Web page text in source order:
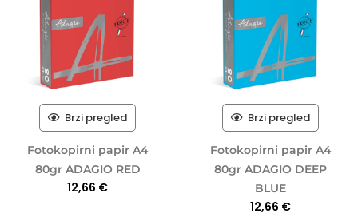
Brzi pregled
Fotokopirni papir A4
80gr ADAGIO RED
12,66 €
Brzi pregled
Fotokopirni papir A4
80gr ADAGIO DEEP
BLUE
12,66 €